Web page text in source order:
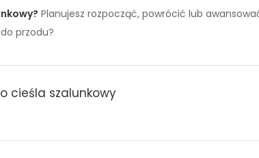
Planujesz rozpocząć, powrócić lub
przodu?
cieśla szalunkowy